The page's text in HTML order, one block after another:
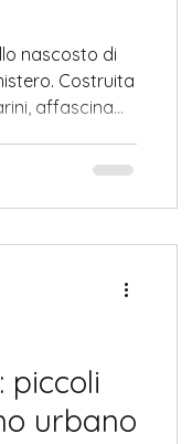
nascosto di
Costruita
affascina
unica e intima
piccoli
urbano